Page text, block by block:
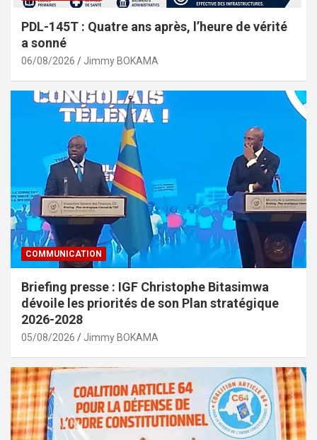
PDL-145T : Quatre ans après, l’heure de vérité
a sonné
06/08/2026 Jimmy BOKAMA
COMMUNICATION
Briefing presse : IGF Christophe Bitasimwa
dévoile les priorités de son Plan stratégique
2026-2028
05/08/2026 Jimmy BOKAMA